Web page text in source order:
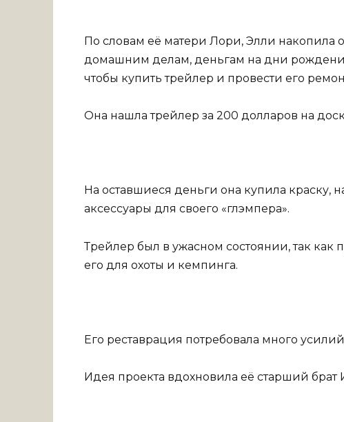
По словам её матери Лори, Элли накопила
домашним делам, деньгам на дни
чтобы купить трейлер и провести его
Она нашла трейлер за 200 долларов на
На оставшиеся деньги она купила краску,
аксессуары для своего «глэмпера».
Трейлер был в ужасном состоянии, так
его для охоты и кемпинга.
Его реставрация потребовала много
Идея проекта вдохновила её старший брат